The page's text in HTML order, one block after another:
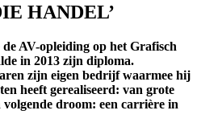
HANDEL’
AV-opleiding op het Grafisch
in 2013 zijn diploma.
zijn eigen bedrijf waarmee hij
heeft gerealiseerd: van grote
droom: een carrière in